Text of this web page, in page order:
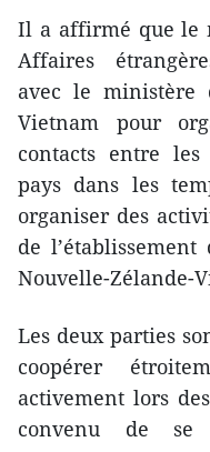
Il a affirmé que le
Affaires
avec le ministère
Vietnam pour
contacts entre
pays dans les
organiser des
de
Nouvelle-Zélande-
Les deux parties
coopérer
activement lors
convenu de se